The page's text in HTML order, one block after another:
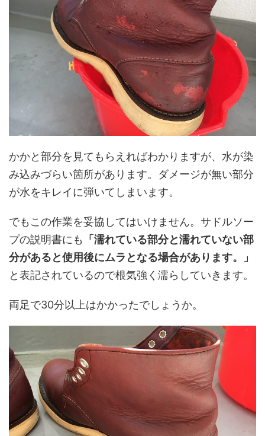
かかと部分を見てもらえればわかりますが、水が染
み込みづらい箇所があります。ダメージが無い部分
が水をキレイに弾いてしまいます。
でもこの作業を妥協してはいけません。サドルソー
プの説明書にも
「濡れている部分と濡れていない部
分があると使用後にムラとなる場合があります。」
と表記されているので根気強く濡らしていきます。
両足で30分以上はかかったでしょうか。